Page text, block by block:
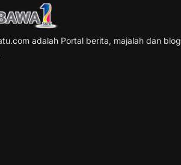
adalah Portal berita, majalah dan blog